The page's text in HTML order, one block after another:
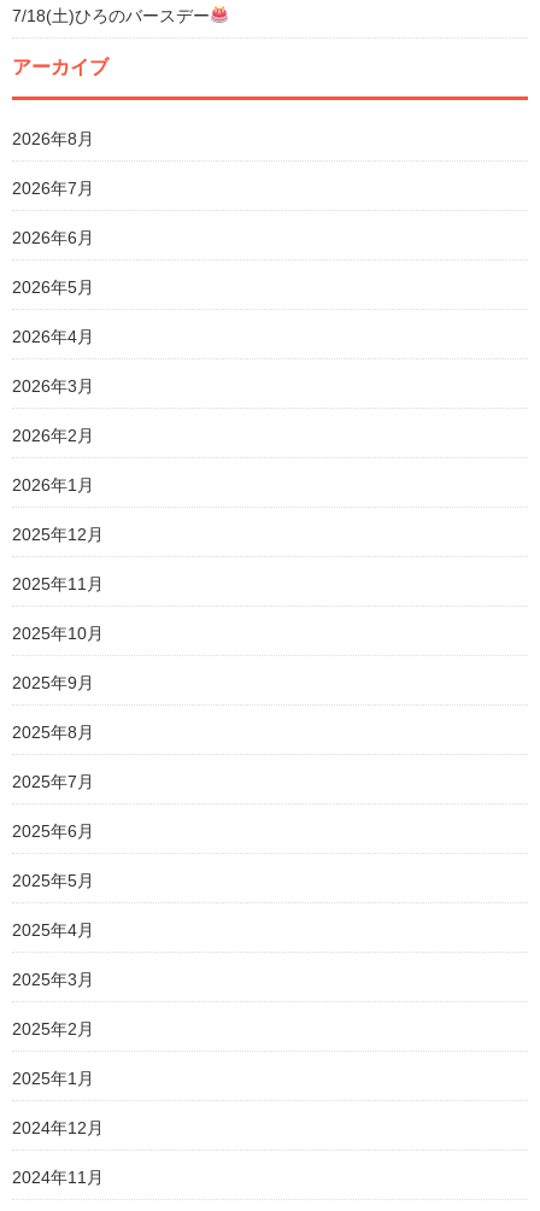
7/18(土)ひろのバースデー
アーカイブ
2026年8月
2026年7月
2026年6月
2026年5月
2026年4月
2026年3月
2026年2月
2026年1月
2025年12月
2025年11月
2025年10月
2025年9月
2025年8月
2025年7月
2025年6月
2025年5月
2025年4月
2025年3月
2025年2月
2025年1月
2024年12月
2024年11月